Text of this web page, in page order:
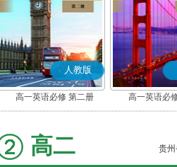
人教版
高一英语必修 第二册 高一英语必
高二 贵